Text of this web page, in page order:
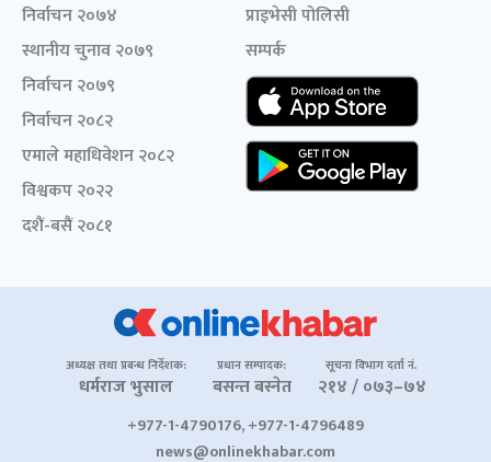
निर्वाचन २०७४
स्थानीय चुनाव २०७९
निर्वाचन २०७९
निर्वाचन २०८२
एमाले महाधिवेशन २०८२
विश्वकप २०२२
दशैं-बसैं २०८१
प्राइभेसी पोलिसी
सम्पर्क
अध्यक्ष तथा प्रबन्ध निर्देशक:
धर्मराज भुसाल
प्रधान सम्पादक:
बसन्त बस्नेत
सूचना विभाग दर्ता नं.
२१४ / ०७३–७४
+977-1-4790176, +977-1-4796489
news@onlinekhabar.com